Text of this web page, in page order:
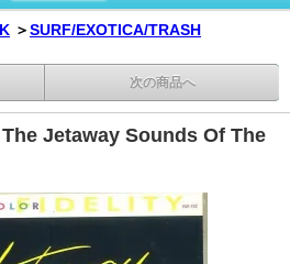
＞SURF/EXOTICA/TRASH
次の商品へ
Jetaway Sounds Of The